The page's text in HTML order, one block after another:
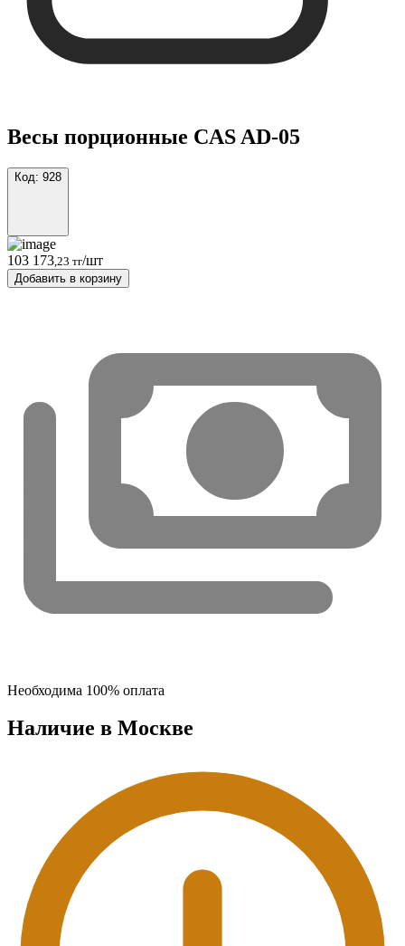
Весы порционные CAS AD-05
Код: 928
103 173 ,23 тг/шт
Добавить в корзину
Необходима 100% оплата
Наличие в Москвe